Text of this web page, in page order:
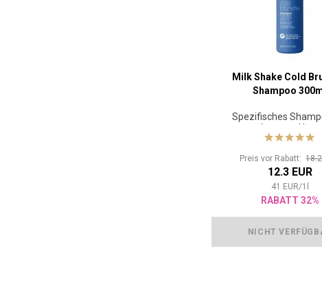
Milk Shake Cold
Shampoo
Spezifisches
braunes Haar
Preis vor Rabatt:
12.3 EUR
41 EUR/1
RABATT 32%
NICHT